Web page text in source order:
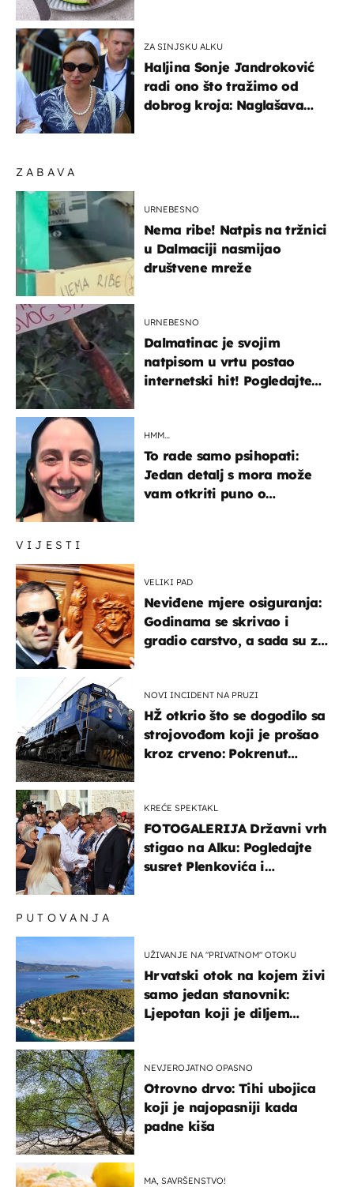
VIJESTI
VELIKI PAD
Neviđene mjere osiguranja:
Godinama se skrivao i
gradio carstvo, a sada su za
NOVI INCIDENT NA PRUZI
HŽ otkrio što se dogodilo sa
strojovođom koji je prošao
kroz crveno: Pokrenut
KREĆE SPEKTAKL
FOTOGALERIJA Državni vrh
stigao na Alku: Pogledajte
susret Plenkovića i
ZABAVA
URNEBESNO
Nema ribe! Natpis na tržnici
u Dalmaciji nasmijao
društvene mreže
URNEBESNO
Dalmatinac je svojim
natpisom u vrtu postao
internetski hit! Pogledajte
HMM…
To rade samo psihopati:
Jedan detalj s mora može
vam otkriti puno o
PUTOVANJA
UŽIVANJE NA "PRIVATNOM" OTOKU
Hrvatski otok na kojem živi
samo jedan stanovnik:
Ljepotan koji je diljem
NEVJEROJATNO OPASNO
Otrovno drvo: Tihi ubojica
koji je najopasniji kada
padne kiša
MA, SAVRŠENSTVO!
ZA SINJSKU ALKU
Haljina Sonje Jandroković
radi ono što tražimo od
dobrog kroja: Naglašava